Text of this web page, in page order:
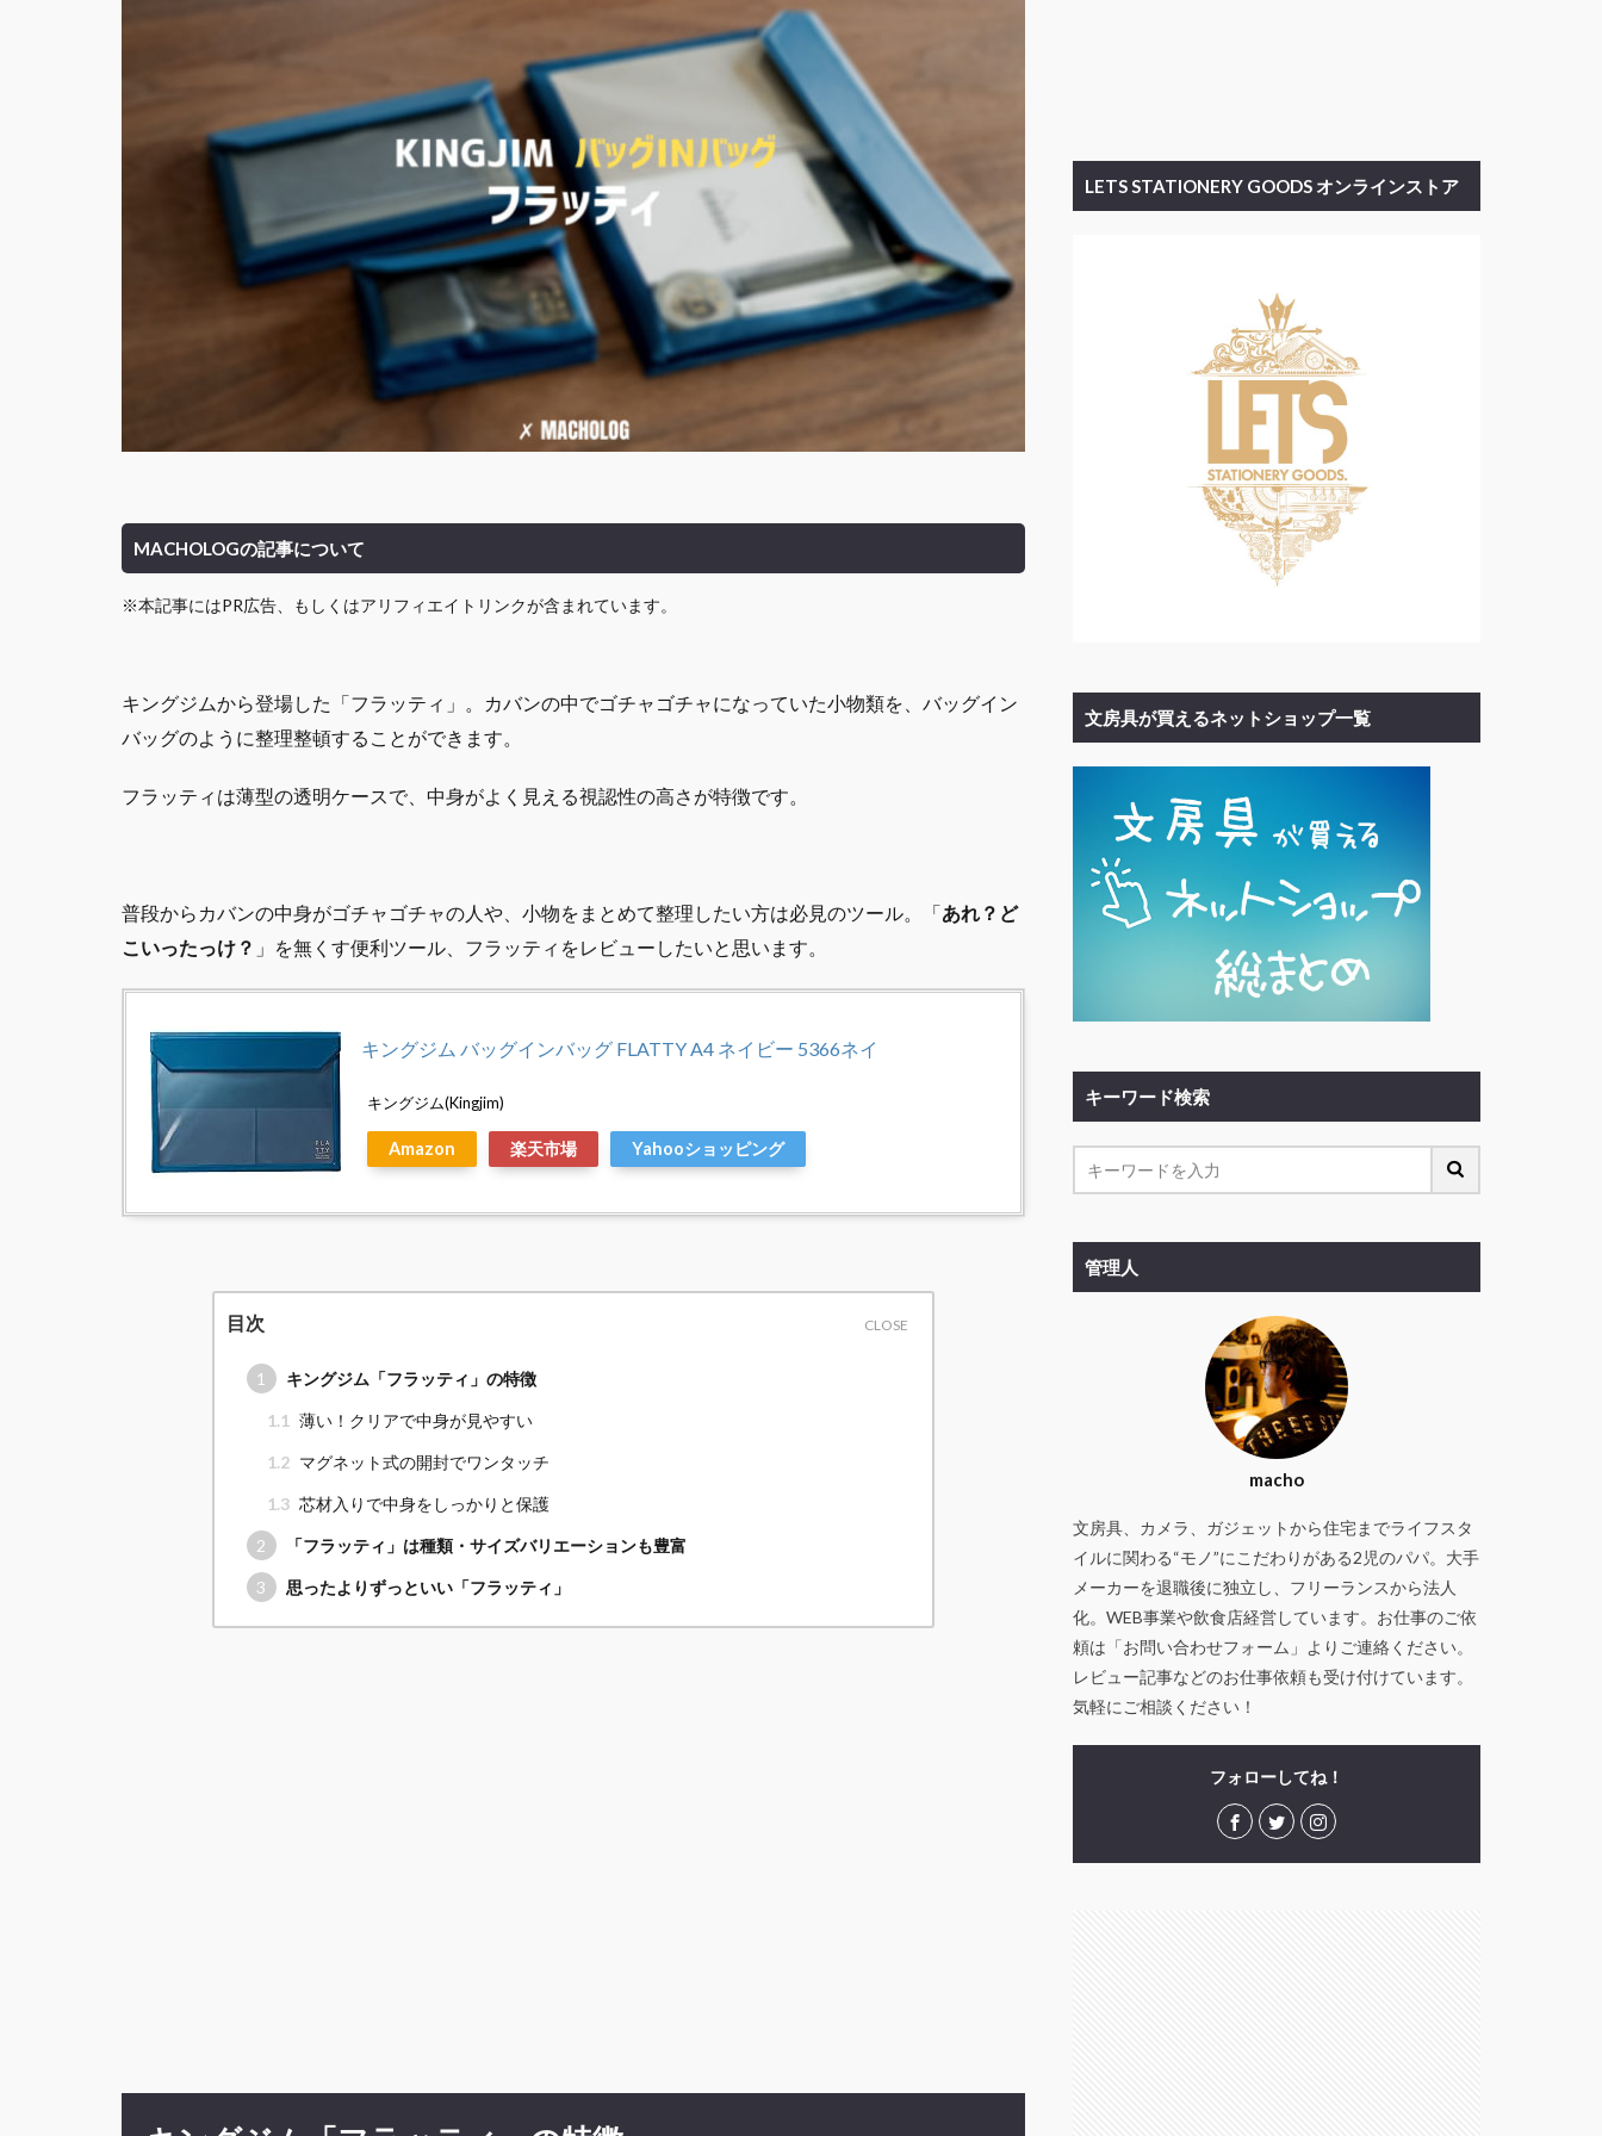
MACHOLOGの記事について
※本記事にはPR広告、もしくはアリフィエイトリンクが含まれています。
キングジムから登場した「フラッティ」。カバンの中でゴチャゴチャになっていた小物類を、バッグイン
バッグのように整理整頓することができます。
フラッティは薄型の透明ケースで、中身がよく見える視認性の高さが特徴です。
普段からカバンの中身がゴチャゴチャの人や、小物をまとめて整理したい方は必見のツール。「あれ？ど
こいったっけ？ 」を無くす便利ツール、フラッティをレビューしたいと思います。
キングジム バッグインバッグ FLATTY A4 ネイビー 5366ネイ
キングジム(Kingjim)
Amazon 楽天市場 Yahooショッピング
目次
1 キングジム「フラッティ」の特徴
1.1 薄い！クリアで中身が見やすい
1.2 マグネット式の開封でワンタッチ
1.3 芯材入りで中身をしっかりと保護
2 「フラッティ」は種類・サイズバリエーションも豊富
3 思ったよりずっといい「フラッティ」
LETS STATIONERY GOODS オンラインストア
文房具が買えるネットショップ一覧
キーワード検索
管理人
macho
文房具、カメラ、ガジェットから住宅までライフスタ
イルに関わる“モノ”にこだわりがある2児のパパ。大手
メーカーを退職後に独立し、フリーランスから法人
化。WEB事業や飲食店経営しています。お仕事のご依
頼は「お問い合わせフォーム」よりご連絡ください。
レビュー記事などのお仕事依頼も受け付けています。
気軽にご相談ください！
フォローしてね！